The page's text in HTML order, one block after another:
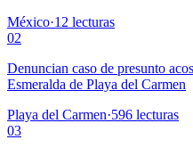
México·12 lecturas
02
Denuncian caso de presunto
Esmeralda de Playa del Carmen
Playa del Carmen·596 lecturas
03